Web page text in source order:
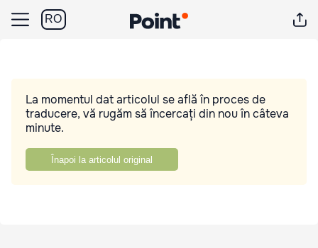
RO
La momentul dat articolul se află în proces de
traducere, vă rugăm să încercați din nou în câteva
minute.
Înapoi la articolul original